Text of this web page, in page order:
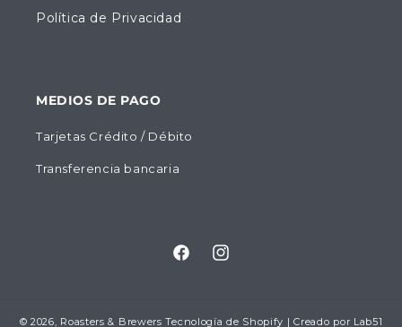
Política de Privacidad
MEDIOS DE PAGO
Tarjetas Crédito / Débito
Transferencia bancaria
FacebookInstagram
© 2026, Roasters & Brewers Tecnología de Shopify | Creado por Lab51